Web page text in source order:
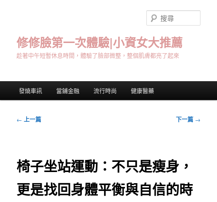
修修臉第一次體驗|小資女大推薦
趁著中午短暫休息時間，體驗了臉部微整，整個肌膚都亮了起來
尋
發燒車訊 當鋪金融 流行時尚 健康醫藥
文
← 上一篇 下一篇 →
椅子坐站運動：不只是瘦身，
更是找回身體平衡與自信的時